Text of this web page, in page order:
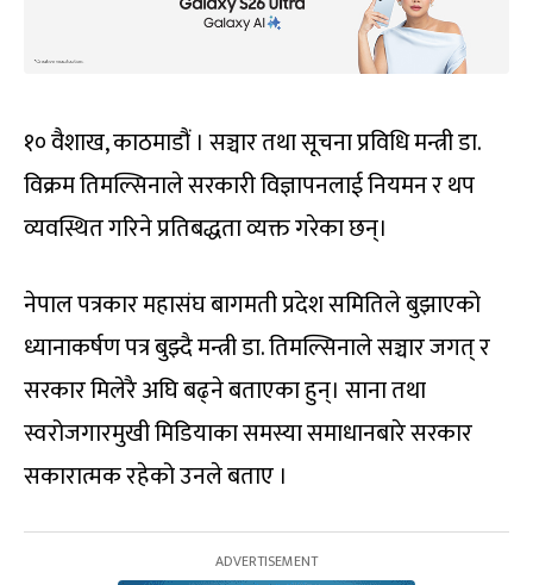
१० वैशाख, काठमाडौं । सञ्चार तथा सूचना प्रविधि मन्त्री डा.
विक्रम तिमल्सिनाले सरकारी विज्ञापनलाई नियमन र थप
व्यवस्थित गरिने प्रतिबद्धता व्यक्त गरेका छन्।
नेपाल पत्रकार महासंघ बागमती प्रदेश समितिले बुझाएको
ध्यानाकर्षण पत्र बुझ्दै मन्त्री डा. तिमल्सिनाले सञ्चार जगत् र
सरकार मिलेरै अघि बढ्ने बताएका हुन्। साना तथा
स्वरोजगारमुखी मिडियाका समस्या समाधानबारे सरकार
सकारात्मक रहेको उनले बताए ।